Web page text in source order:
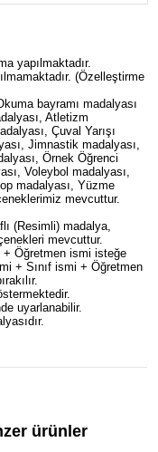
yapılmaktadır.
(Özelleştirme
bayramı madalyası
Atletizm
Çuval Yarışı
Jimnastik madalyası,
Örnek Öğrenci
Voleybol madalyası,
madalyası, Yüzme
mevcuttur.
(Resimli) madalya,
mevcuttur.
+ Öğretmen ismi isteğe
+ Sınıf ismi + Öğretmen
uyarlanabilir.
ürünler